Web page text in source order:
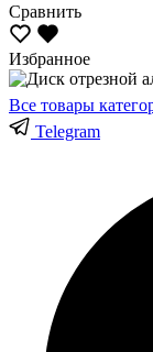
Сравнить
Избранное
Все товары
Telegram